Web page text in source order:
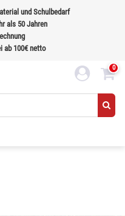
und Schulbedarf
als 50 Jahren
ab 100€ netto
0